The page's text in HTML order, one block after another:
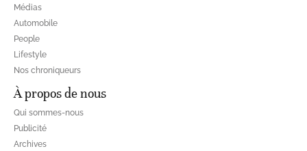
Médias
Automobile
People
Lifestyle
Nos chroniqueurs
À propos de nous
Qui sommes-nous
Publicité
Archives